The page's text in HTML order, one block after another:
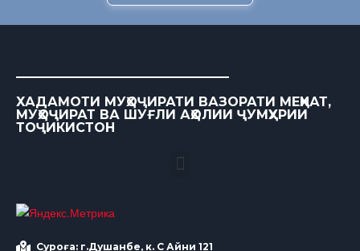
ХАДАМОТИ МУҲОҶИРАТИ ВАЗОРАТИ МЕҲНАТ,
МУҲОҶИРАТ ВА ШУҒЛИ АҲОЛИИ ҶУМҲУРИИ
ТОҶИКИСТОН
Суроға: г.Душанбе, к. С Айни 121